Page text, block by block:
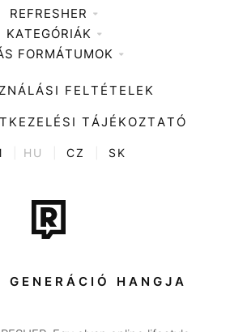
REFRESHER
Médiaajánlat
KATEGÓRIÁK
Zene
Divat
Kultúra
ENTR
Tech-Tudomány
Sport
Társadalom
FORMÁTUMOK
FELTÉTELEK
TÁJÉKOZTATÓ
HU CZ SK
GENERÁCIÓ HANGJA